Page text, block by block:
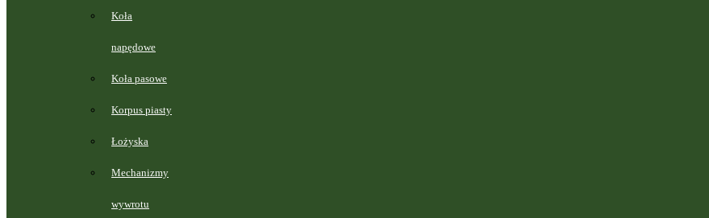
Koła
napędowe
Koła pasowe
Korpus piasty
Łożyska
Mechanizmy
wywrotu